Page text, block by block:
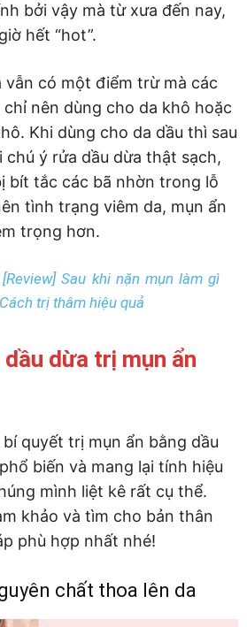
bởi vậy mà từ xưa đến nay,
hết “hot”.
vẫn có một điểm trừ mà các
nên dùng cho da khô hoặc
Khi dùng cho da dầu thì sau
chú ý rửa dầu dừa thật sạch,
bít tắc các bã nhờn trong lỗ
tình trạng viêm da, mụn ẩn
trọng hơn.
[Review] Sau khi nặn mụn làm gì
trị thâm hiệu quả
dừa trị mụn ẩn
quyết trị mụn ẩn bằng dầu
biến và mang lại tính hiệu
mình liệt kê rất cụ thể.
khảo và tìm cho bản thân
phù hợp nhất nhé!
chất thoa lên da